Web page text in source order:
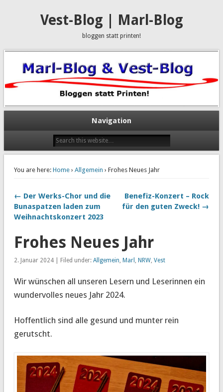
Vest-Blog | Marl-Blog
bloggen statt printen!
Navigation
You are here: Home› Allgemein › Frohes Neues Jahr
← Der Werks-Chor und die
Bunaspatzen laden zum
Weihnachtskonzert 2023
Benefiz-Konzert – Rock
für den guten Zweck! →
Frohes Neues Jahr
2. Januar 2024 | Filed under: Allgemein, Marl , NRW, Vest
Wir wünschen all unseren Lesern und Leserinnen ein
wundervolles neues Jahr 2024.
Hoffentlich sind alle gesund und munter rein
gerutscht.